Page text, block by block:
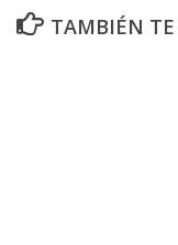
TAMBIÉN TE